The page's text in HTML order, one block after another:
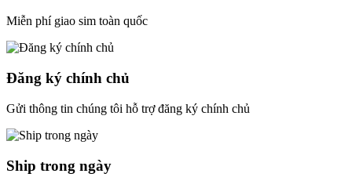
Miễn phí giao sim toàn quốc
Đăng ký chính chủ
Gửi thông tin chúng tôi hỗ trợ đăng ký chính chủ
Ship trong ngày